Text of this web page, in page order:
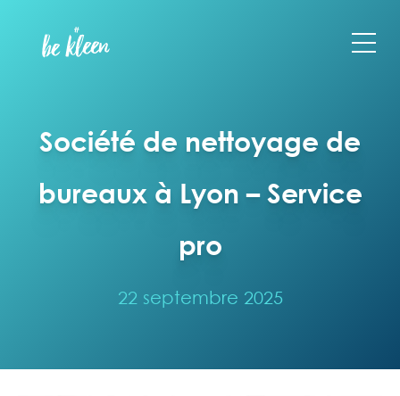
Société de nettoyage de
bureaux à Lyon – Service
pro
22 septembre 2025